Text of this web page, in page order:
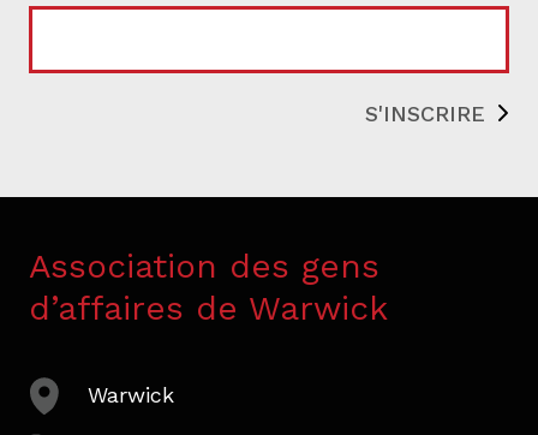
Association des gens
d’affaires de Warwick
Warwick